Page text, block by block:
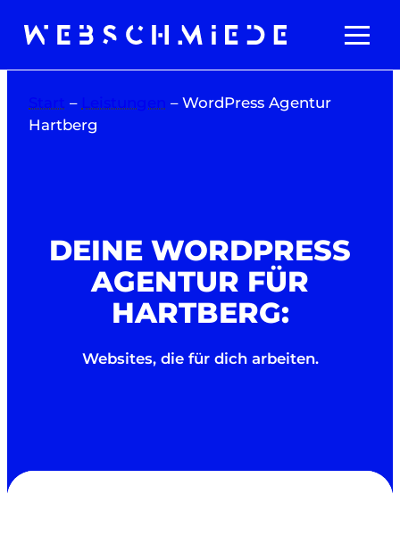
Inhalt
– – WordPress Agentur
Hartberg
DEINE WORDPRESS
AGENTUR FÜR
HARTBERG:
Websites, die für dich arbeiten.